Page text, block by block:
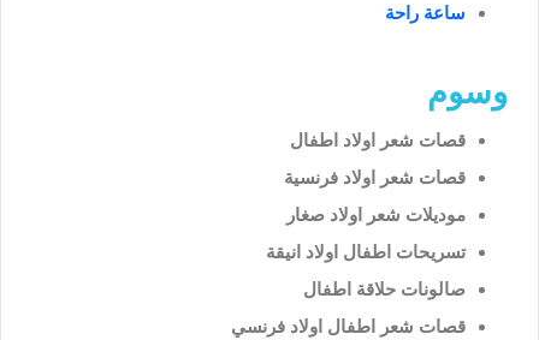
ساعة راحة
وسوم
قصات شعر اولاد اطفال
قصات شعر اولاد فرنسية
موديلات شعر اولاد صغار
تسريحات اطفال اولاد انيقة
صالونات حلاقة اطفال
قصات شعر اطفال اولاد فرنسي